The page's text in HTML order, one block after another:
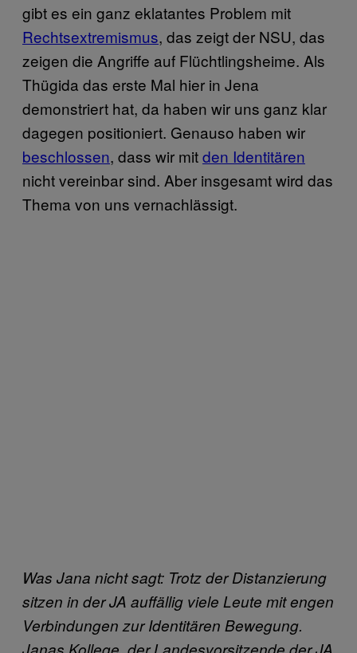
gibt es ein ganz eklatantes Problem mit
Rechtsextremismus, das zeigt der NSU, das
zeigen die Angriffe auf Flüchtlingsheime. Als
Thügida das erste Mal hier in Jena
demonstriert hat, da haben wir uns ganz klar
dagegen positioniert. Genauso haben wir
beschlossen, dass wir mitden Identitären
nicht vereinbar sind. Aber insgesamt wird das
Thema von uns vernachlässigt.
Was Jana nicht sagt: Trotz der Distanzierung
sitzen in derJA auffällig viele Leute mit engen
Verbindungen zur Identitären Bewegung.
Janas Kollege, der Landesvorsitzende derJA